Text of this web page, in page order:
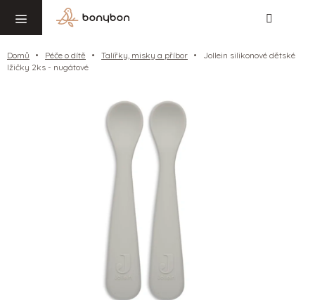
obsah
Domů Péče o dítě Talířky, misky a příbor
Jollein silikonové dětské
lžičky 2ks - nugátové